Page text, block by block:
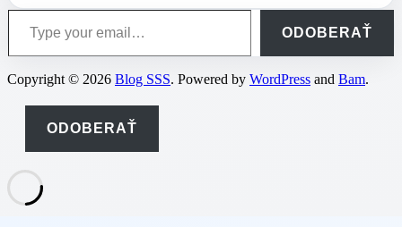
Type your email…
ODOBERAŤ
Copyright © 2026 Blog SSS. Powered by WordPress and Bam.
ODOBERAŤ